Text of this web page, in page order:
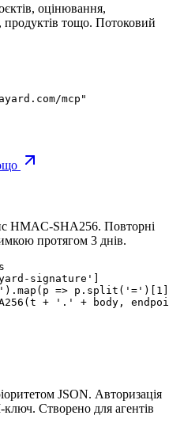
оцінювання,
продуктів тощо. Потоковий
mcp"
HMAC-SHA256. Повторні
протягом 3 днів.
signature']
=>
+ '.' + body,
JSON. Авторизація
Створено для агентів